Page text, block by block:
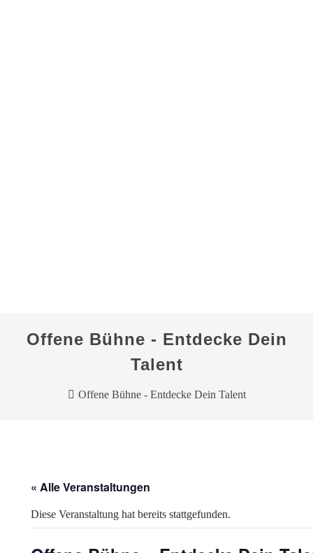
Offene Bühne - Entdecke Dein
Talent
Offene Bühne - Entdecke Dein Talent
« Alle Veranstaltungen
Diese Veranstaltung hat bereits stattgefunden.